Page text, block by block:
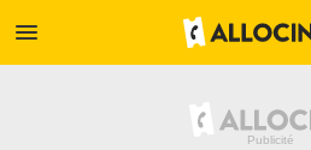
menu